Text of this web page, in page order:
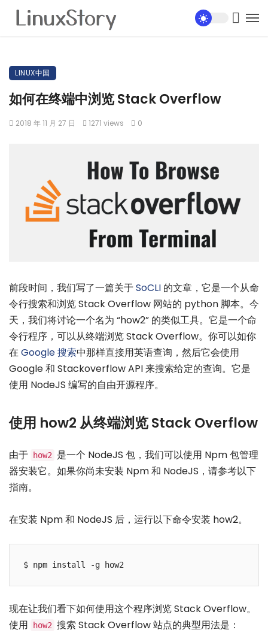
LINUX中国
如何在终端中浏览 Stack Overflow
2018 年 11 月 27 日 1271 views 0
前段时间，我们写了一篇关于SoCLI 的文章，它是一个从命
令行搜索和浏览 Stack Overflow 网站的 python 脚本。今
天，我们将讨论一个名为 “how2” 的类似工具。它是一个命
令行程序，可以从终端浏览 Stack Overflow。你可以如你
在Google 搜索中那样直接用英语查询，然后它会使用
Google 和 Stackoverflow API 来搜索给定的查询。它是
使用 NodeJS 编写的自由开源程序。
使用 how2 从终端浏览 Stack Overflow
由于 how2
是一个 NodeJS 包，我们可以使用 Npm 包管理
器安装它。如果你尚未安装 Npm 和 NodeJS，请参考以下
指南。
在安装 Npm 和 NodeJS 后，运行以下命令安装 how2。
$ npm install -g how2
现在让我们看下如何使用这个程序浏览 Stack Overflow。
使用
how2 搜索 Stack Overflow 站点的典型用法是：